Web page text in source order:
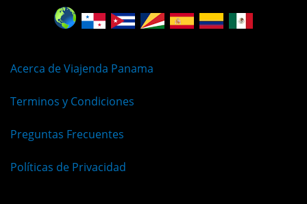
Acerca de Viajenda Panama
Terminos y Condiciones
Preguntas Frecuentes
Políticas de Privacidad